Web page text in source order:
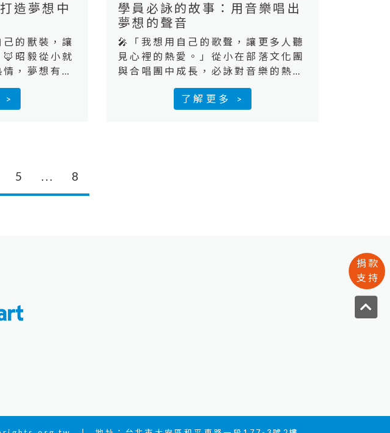
捐款
支持
造夢想中
己的獸裝，讓
昭毅從小就
，夢想有一
。但高昂的
夢想一度停
術，開始打
著獸裝設計師
社群平台分
>
學員必詠的故事：用音樂唱出
夢想的聲音
🎤「我想用自己的歌聲，讓更多人聽
見心裡的熱愛。」​從小在部落文化團
與合唱團中成長，必詠對音樂的熱情
從未熄滅。國中時接觸饒舌，開啟創
作之路；高中加入熱音社後，更積極
了解更多 >
5 ... 8